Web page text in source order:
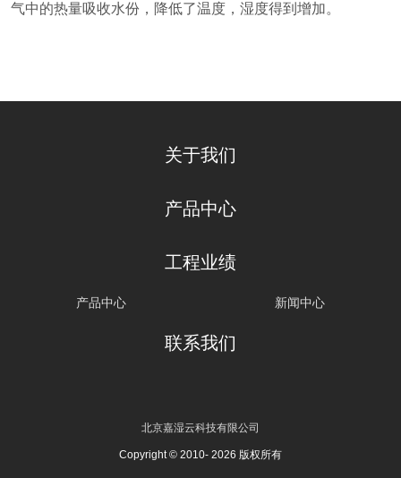
气中的热量吸收水份，降低了温度，湿度得到增加。
关于我们
产品中心
工程业绩
产品中心 新闻中心
联系我们
北京嘉湿云科技有限公司
Copyright © 2010- 2026 版权所有